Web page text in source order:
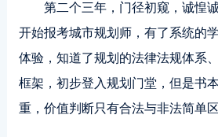
第二个三年，门径初窥，诚惶
开始报考城市规划师，有了系统的
体验，知道了规划的法律法规体系
框架，初步登入规划门堂，但是书
重，价值判断只有合法与非法简单区